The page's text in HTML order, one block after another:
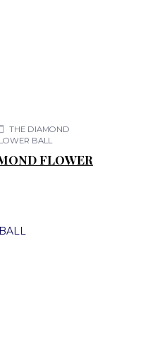
THE DIAMOND
BALL
FLOWER